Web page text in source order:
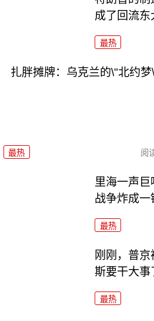
成了回流东
最热
扎胖摊牌：乌克兰的\"北约梦
最热 阅
里海一声
战争炸成一
最热
刚刚，普
斯要干大事
最热